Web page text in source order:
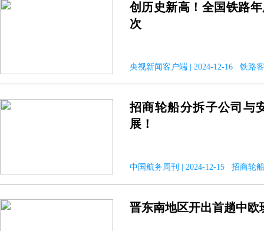
创历史新高！全国铁路
次
央视新闻客户端 | 2024-12-16 铁路
招商轮船分拆子公司与
展！
中国航务周刊 | 2024-12-15 招商轮船
晋东南地区开出首趟中欧